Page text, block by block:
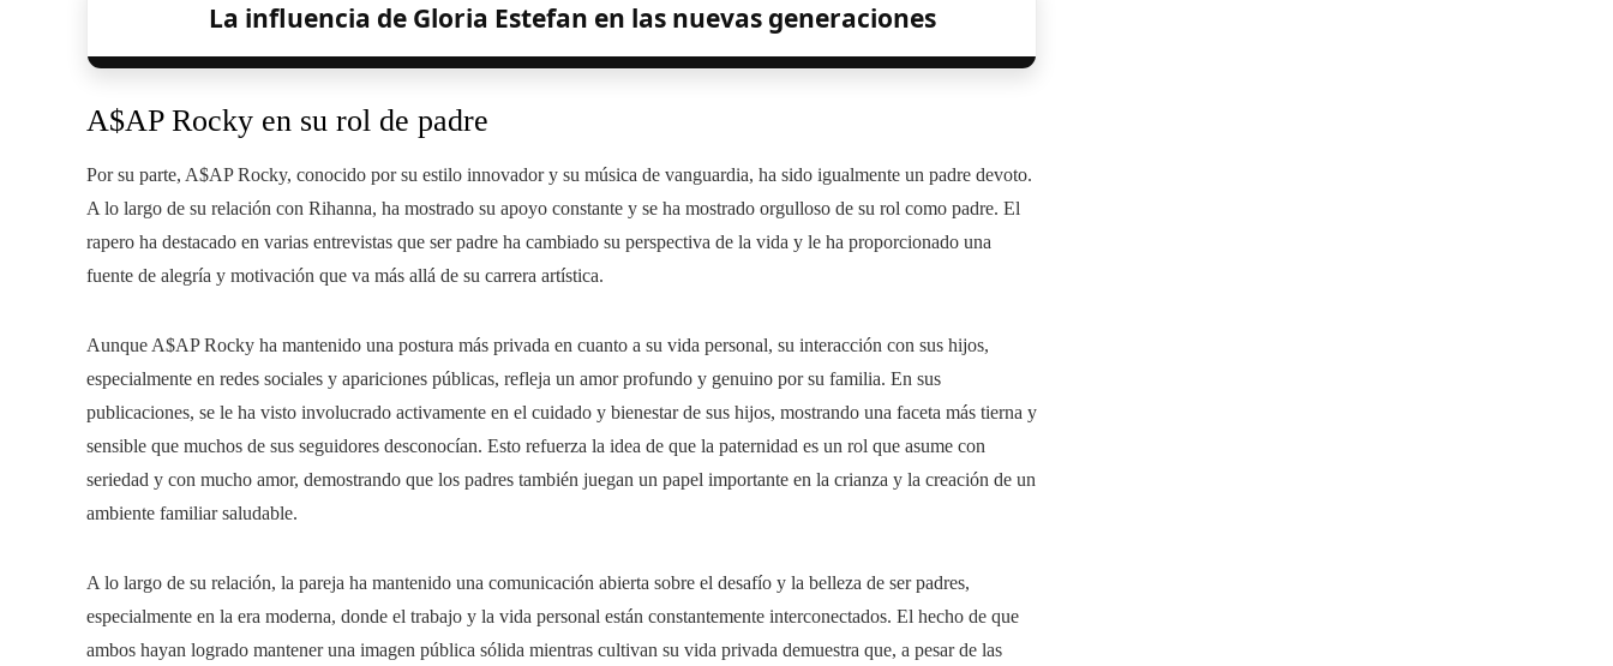
La influencia de Gloria Estefan en las nuevas generaciones
A$AP Rocky en su rol de padre
Por su parte, A$AP Rocky, conocido por su estilo innovador y su música de vanguardia, ha sido igualmente un padre devoto.
A lo largo de su relación con Rihanna, ha mostrado su apoyo constante y se ha mostrado orgulloso de su rol como padre. El
rapero ha destacado en varias entrevistas que ser padre ha cambiado su perspectiva de la vida y le ha proporcionado una
fuente de alegría y motivación que va más allá de su carrera artística.
Aunque A$AP Rocky ha mantenido una postura más privada en cuanto a su vida personal, su interacción con sus hijos,
especialmente en redes sociales y apariciones públicas, refleja un amor profundo y genuino por su familia. En sus
publicaciones, se le ha visto involucrado activamente en el cuidado y bienestar de sus hijos, mostrando una faceta más tierna y
sensible que muchos de sus seguidores desconocían. Esto refuerza la idea de que la paternidad es un rol que asume con
seriedad y con mucho amor, demostrando que los padres también juegan un papel importante en la crianza y la creación de un
ambiente familiar saludable.
A lo largo de su relación, la pareja ha mantenido una comunicación abierta sobre el desafío y la belleza de ser padres,
especialmente en la era moderna, donde el trabajo y la vida personal están constantemente interconectados. El hecho de que
ambos hayan logrado mantener una imagen pública sólida mientras cultivan su vida privada demuestra que, a pesar de las